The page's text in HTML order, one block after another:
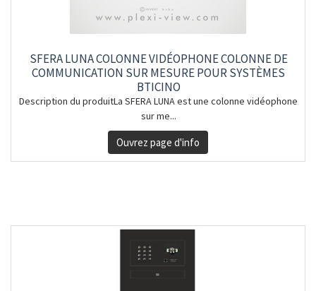
SFERA LUNA COLONNE VIDÉOPHONE COLONNE DE
COMMUNICATION SUR MESURE POUR SYSTÈMES
BTICINO
Description du produitLa SFERA LUNA est une colonne vidéophone
sur me...
Ouvrez page d'info